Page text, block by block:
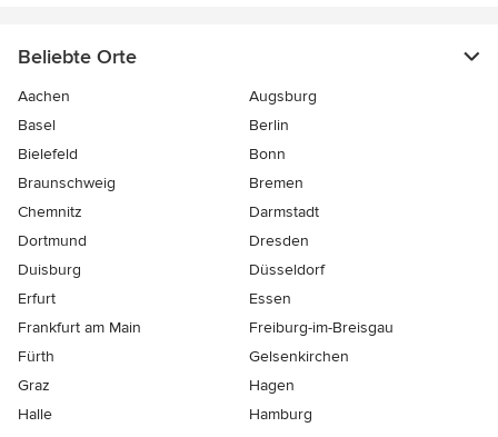
Beliebte Orte
Aachen
Augsburg
Basel
Berlin
Bielefeld
Bonn
Braunschweig
Bremen
Chemnitz
Darmstadt
Dortmund
Dresden
Duisburg
Düsseldorf
Erfurt
Essen
Frankfurt am Main
Freiburg-im-Breisgau
Fürth
Gelsenkirchen
Graz
Hagen
Halle
Hamburg